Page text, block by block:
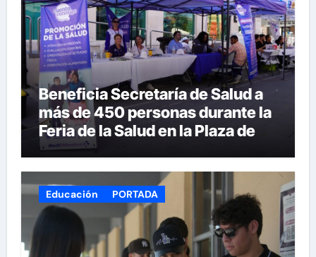
Beneficia Secretaría de Salud a
más de 450 personas durante la
Feria de la Salud en la Plaza de
Armas
Educación PORTADA